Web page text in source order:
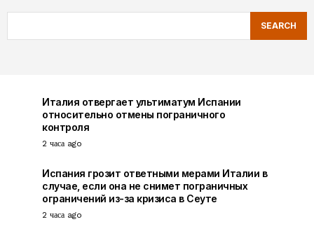
SEARCH
Италия отвергает ультиматум Испании
относительно отмены пограничного
контроля
2 часа ago
Испания грозит ответными мерами Италии в
случае, если она не снимет пограничных
ограничений из-за кризиса в Сеуте
2 часа ago